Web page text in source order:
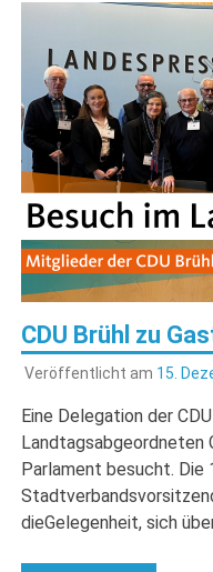
CDU Brühl zu
Veröffentlicht am 15.
Eine Delegation der
Landtagsabgeordneten
Parlament besucht. Die
dieGelegenheit, sich